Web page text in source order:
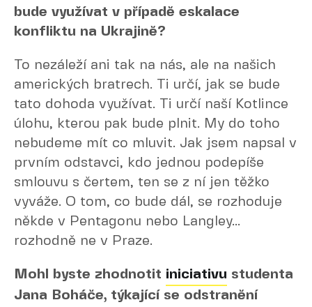
bude využívat v případě eskalace
konfliktu na Ukrajině?
To nezáleží ani tak na nás, ale na našich
amerických bratrech. Ti určí, jak se bude
tato dohoda využívat. Ti určí naší Kotlince
úlohu, kterou pak bude plnit. My do toho
nebudeme mít co mluvit. Jak jsem napsal v
prvním odstavci, kdo jednou podepíše
smlouvu s čertem, ten se z ní jen těžko
vyváže. O tom, co bude dál, se rozhoduje
někde v Pentagonu nebo Langley...
rozhodně ne v Praze.
Mohl byste zhodnotit iniciativu studenta
Jana Boháče, týkající se odstranění